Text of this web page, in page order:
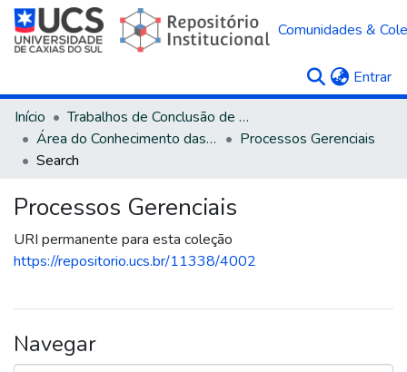
Comunidades &
Entrar
Início
Trabalhos de Conclusão de Curso
Área do Conhecimento das Ciências Sociais Aplicadas
Processos Gerenciais
Search
Processos Gerenciais
URI permanente para esta coleção
https://repositorio.ucs.br/11338/4002
Navegar